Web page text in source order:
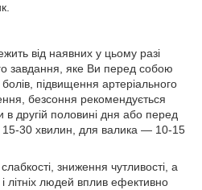
від наявних у цьому разі
завдання, яке Ви перед собою
підвищення артеріального
безсоння рекомендується
в другій половині дня або перед
15-30 хвилин, для валика — 10-15
слабкості, зниження чутливості, а
літніх людей вплив ефективно